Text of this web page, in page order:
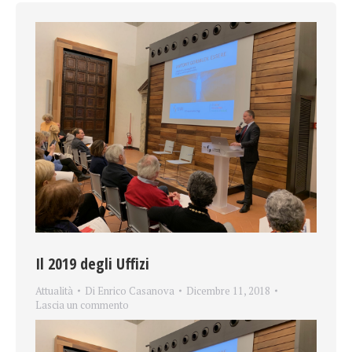
Il 2019 degli Uffizi
Attualità Di Enrico Casanova
Dicembre 11, 2018
Lascia un commento